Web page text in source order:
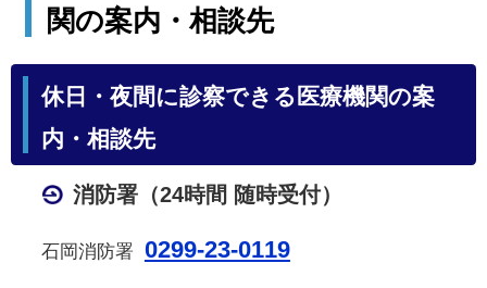
関の案内・相談先
休日・夜間に診察できる医療機関の案
内・相談先
消防署（24時間 随時受付）
石岡消防署 0299-23-0119